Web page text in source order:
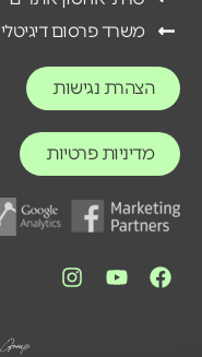
משרד פרסום דיגיטלי
הצהרת נגישות
מדיניות פרטיות